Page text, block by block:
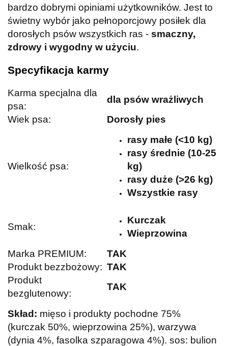
bardzo dobrymi opiniami użytkowników. Jest to
świetny wybór jako pełnoporcjowy posiłek dla
dorosłych psów wszystkich ras - smaczny,
zdrowy i wygodny w użyciu.
Specyfikacja karmy
Karma specjalna dla
psa:
dla psów wrażliwych
Wiek psa:
Dorosły pies
Wielkość psa:
rasy małe (<10 kg)
rasy średnie (10-25
kg)
rasy duże (>26 kg)
Wszystkie rasy
Smak:
Kurczak
Wieprzowina
Marka PREMIUM:
TAK
Produkt bezzbożowy: TAK
Produkt
bezglutenowy:
TAK
Skład: mięso i produkty pochodne 75%
(kurczak 50%, wieprzowina 25%), warzywa
(dynia 4%, fasolka szparagowa 4%). sos: bulion